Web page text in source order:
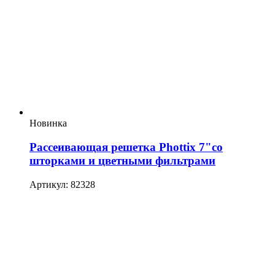
Новинка
Рассеивающая решетка Phottix 7"со
шторками и цветными фильтрами
Артикул: 82328